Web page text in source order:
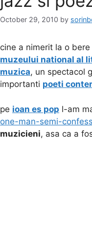
October 29, 2010 by
cine a nimerit la o
muzeului national al
muzica, un spectacol
importanti poeti
pe ioan es pop l-am
one-man-semi-
muzicieni, asa ca a